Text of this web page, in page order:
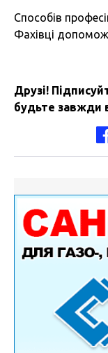
Способів
Фахівці
Друзі!
будьте завжди